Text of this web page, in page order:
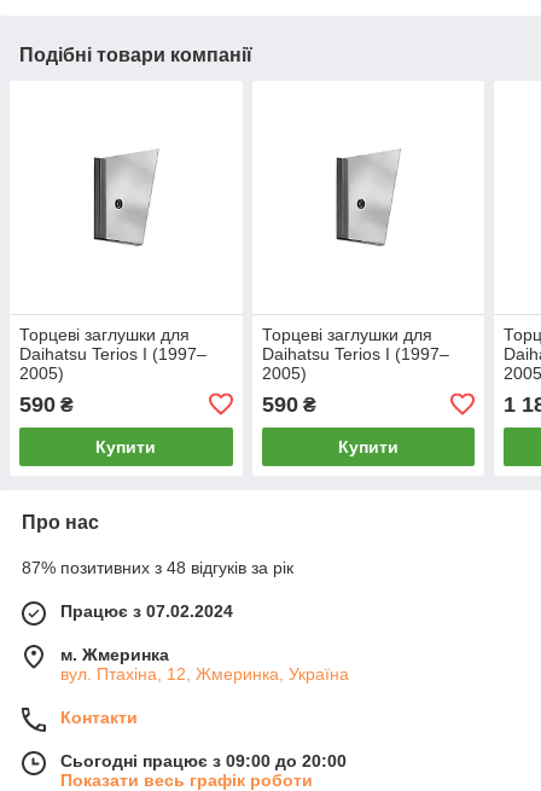
Подібні товари компанії
Торцеві заглушки для
Daihatsu Terios I (1997–
2005)
590 ₴
Купити
Торцеві заглушки для
Daihatsu Terios I (1997–
2005)
590₴
Купити
1
Про нас
87% позитивних з 48 відгуків за рік
Працює з 07.02.2024
м. Жмеринка
вул. Птахіна, 12, Жмеринка, Україна
Контакти
Сьогодні працює з 09:00 до 20:00
Показати весь графік роботи